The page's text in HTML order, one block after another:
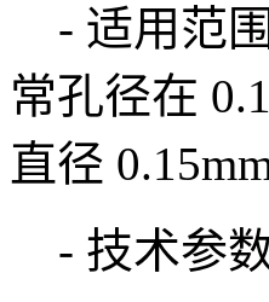
- 适用范
常孔径在
直径
- 技术参数